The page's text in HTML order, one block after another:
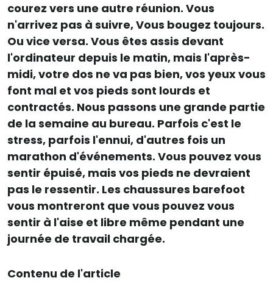
courez vers une autre réunion. Vous
n'arrivez pas à suivre, Vous bougez toujours.
Ou vice versa. Vous êtes assis devant
l'ordinateur depuis le matin, mais l'après-
midi, votre dos ne va pas bien, vos yeux vous
font mal et vos pieds sont lourds et
contractés. Nous passons une grande partie
de la semaine au bureau. Parfois c'est le
stress, parfois l'ennui, d'autres fois un
marathon d'événements. Vous pouvez vous
sentir épuisé, mais vos pieds ne devraient
pas le ressentir. Les chaussures barefoot
vous montreront que vous pouvez vous
sentir à l'aise et libre même pendant une
journée de travail chargée.
Contenu de l'article